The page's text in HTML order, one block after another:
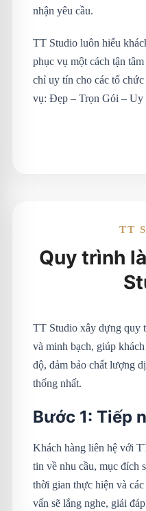
nhận yêu cầu.
TT Studio luôn hiểu
phục vụ một cách tận
chỉ uy tín cho các tổ
vụ: Đẹp – Trọn Gói – Uy
TT
Quy trình
TT Studio xây dựng quy
và minh bạch, giúp
độ, đảm bảo chất lượng
thống nhất.
Bước 1: Tiếp
Khách hàng liên hệ với
tin về nhu cầu, mục đích
thời gian thực hiện và
vấn sẽ lắng nghe, giải